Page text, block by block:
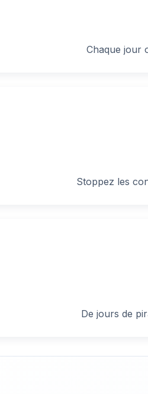
Chaque jour
Stoppez les
De jours de